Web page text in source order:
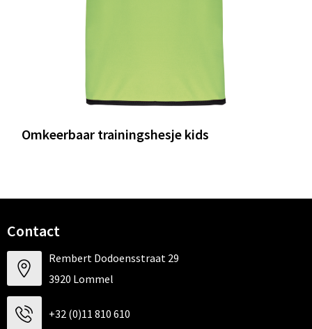
Omkeerbaar trainingshesje kids
Contact
Rembert Dodoensstraat 29
3920 Lommel
+32 (0)11 810 610